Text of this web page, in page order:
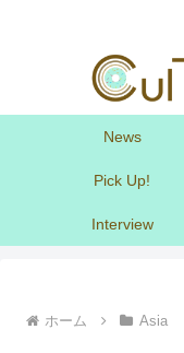
News
Pick Up!
Interview
ホーム Asia